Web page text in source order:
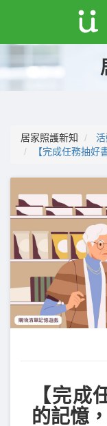
居家照護新知
【完成任務抽好
【完成
的記憶